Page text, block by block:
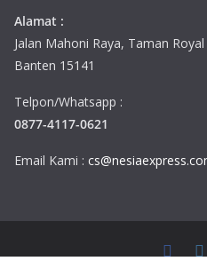
Alamat :
Jalan Mahoni Raya, Taman
Banten 15141
Telpon/Whatsapp :
0877-4117-0621
Email Kami :